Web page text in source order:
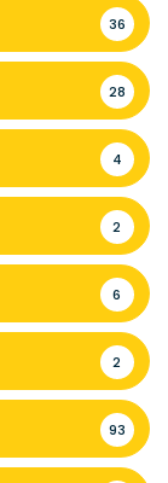
36
28
4
2
6
2
93